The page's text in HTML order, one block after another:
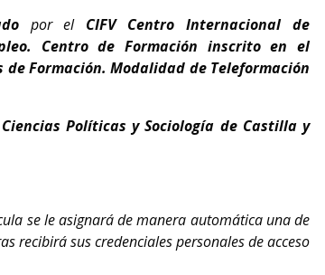
por el CIFV Centro Internacional de
Centro de Formación inscrito en el
de Formación.Modalidad de Teleformación
Políticas y Sociología de Castilla y
se le asignará de manera automática una de
recibirá sus credenciales personales de acceso